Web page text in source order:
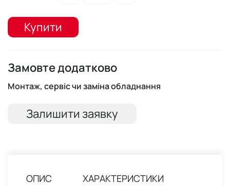
Купити
Замовте додатково
Монтаж, сервіс чи заміна обладнання
Залишити заявку
ОПИС ХАРАКТЕРИСТИКИ